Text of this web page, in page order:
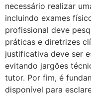
necessário realizar
incluindo exames
profissional deve
práticas e diretrizes
justificativa deve ser
evitando jargões
tutor. Por fim, é
disponível para